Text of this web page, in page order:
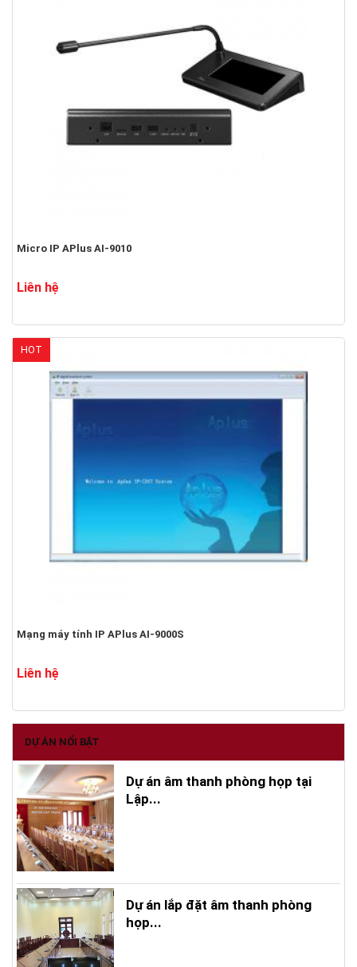
Micro IP APlus AI-9010
Liên hệ
HOT
Mạng máy tính IP APlus AI-9000S
Liên hệ
DỰ ÁN NỔI BẬT
Dự án âm thanh phòng họp tại
Lập...
Dự án lắp đặt âm thanh phòng
họp...